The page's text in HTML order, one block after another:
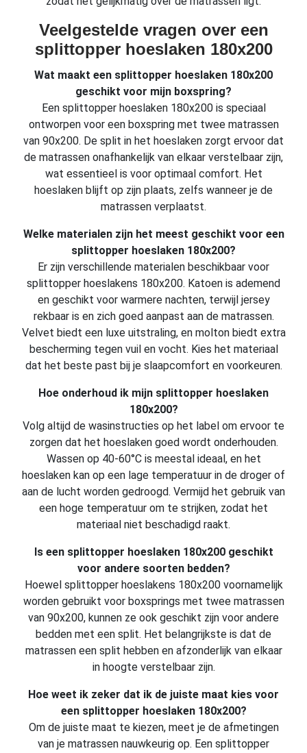
Veelgestelde vragen over een
splittopper hoeslaken 180x200
Wat maakt een splittopper hoeslaken 180x200
geschikt voor mijn boxspring?
Een splittopper hoeslaken 180x200 is speciaal
ontworpen voor een boxspring met twee matrassen
van 90x200. De split in het hoeslaken zorgt ervoor dat
de matrassen onafhankelijk van elkaar verstelbaar zijn,
wat essentieel is voor optimaal comfort. Het
hoeslaken blijft op zijn plaats, zelfs wanneer je de
matrassen verplaatst.
Welke materialen zijn het meest geschikt voor een
splittopper hoeslaken 180x200?
Er zijn verschillende materialen beschikbaar voor
splittopper hoeslakens 180x200. Katoen is ademend
en geschikt voor warmere nachten, terwijl jersey
rekbaar is en zich goed aanpast aan de matrassen.
Velvet biedt een luxe uitstraling, en molton biedt extra
bescherming tegen vuil en vocht. Kies het materiaal
dat het beste past bij je slaapcomfort en voorkeuren.
Hoe onderhoud ik mijn splittopper hoeslaken
180x200?
Volg altijd de wasinstructies op het label om ervoor te
zorgen dat het hoeslaken goed wordt onderhouden.
Wassen op 40-60°C is meestal ideaal, en het
hoeslaken kan op een lage temperatuur in de droger of
aan de lucht worden gedroogd. Vermijd het gebruik van
een hoge temperatuur om te strijken, zodat het
materiaal niet beschadigd raakt.
Is een splittopper hoeslaken 180x200 geschikt
voor andere soorten bedden?
Hoewel splittopper hoeslakens 180x200 voornamelijk
worden gebruikt voor boxsprings met twee matrassen
van 90x200, kunnen ze ook geschikt zijn voor andere
bedden met een split. Het belangrijkste is dat de
matrassen een split hebben en afzonderlijk van elkaar
in hoogte verstelbaar zijn.
Hoe weet ik zeker dat ik de juiste maat kies voor
een splittopper hoeslaken 180x200?
Om de juiste maat te kiezen, meet je de afmetingen
van je matrassen nauwkeurig op. Een splittopper